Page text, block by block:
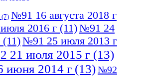
(7) №91 16 августа 2018 г
2016 г (11)№91 24
(11)№91 25 июля 2013 г
21 июля 2015 г (13)
июня 2014 г (13)№92